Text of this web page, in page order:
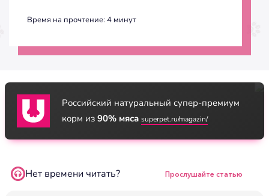
Время на прочтение:4 минут
Российский натуральный супер-премиум
корм из 90% мяса superpet.ru/magazin/
Нет времени читать? Прослушайте статью